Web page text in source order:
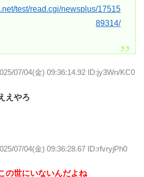
test/read.cgi/newsplus/17515
89314/
07/04(金) 09:36:14.92 ID:jy3Wn/KC0
えやろ
07/04(金) 09:36:28.67 ID:rfvryjPh0
の世にいないんだよね